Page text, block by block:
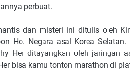
perbuat.
dan misteri ini ditulis oleh
Ho. Negara asal Korea
Her ditayangkan oleh jaringan
bisa kamu tonton marathon di